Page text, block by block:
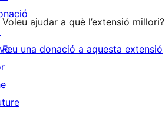
Voleu ajudar a què l’extensió millori?
Feu una donació a aquesta extensió